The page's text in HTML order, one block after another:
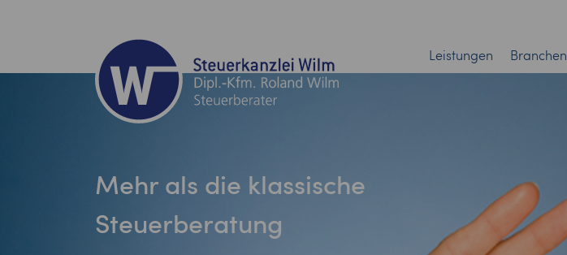
Leistungen Branchen
Mehr als die klassische
Steuerberatung